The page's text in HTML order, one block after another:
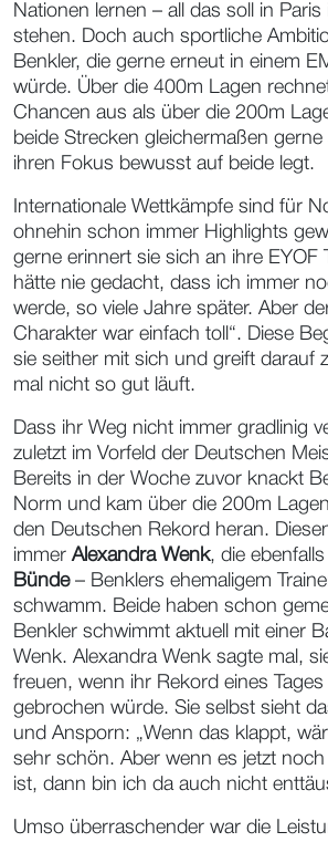
Nationen lernen – all das soll in
stehen. Doch auch sportliche
Benkler, die gerne erneut in einem
würde. Über die 400m Lagen
Chancen aus als über die 200m
beide Strecken gleichermaßen
ihren Fokus bewusst auf beide legt.
Internationale Wettkämpfe sind für
ohnehin schon immer Highlights
gerne erinnert sie sich an ihre EYOF
hätte nie gedacht, dass ich immer
werde, so viele Jahre später. Aber
Charakter war einfach toll“. Diese
sie seither mit sich und greift darauf
mal nicht so gut läuft.
Dass ihr Weg nicht immer gradlinig
zuletzt im Vorfeld der Deutschen
Bereits in der Woche zuvor knackt
Norm und kam über die 200m
den Deutschen Rekord heran.
immer Alexandra Wenk, die
Bünde– Benklers ehemaligem
schwamm. Beide haben schon
Benkler schwimmt aktuell mit einer
Wenk. Alexandra Wenk sagte mal,
freuen, wenn ihr Rekord eines Tages
gebrochen würde. Sie selbst sieht
und Ansporn: „Wenn das klappt,
sehr schön. Aber wenn es jetzt
ist, dann bin ich da auch nicht
Umso überraschender war die